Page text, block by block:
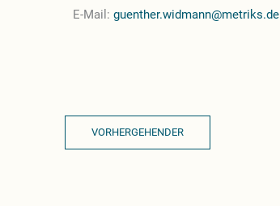
E-Mail: guenther.widmann@metriks.de
VORHERGEHENDER